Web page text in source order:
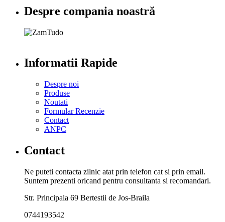
Despre compania noastră
Informatii Rapide
Despre noi
Produse
Noutati
Formular Recenzie
Contact
ANPC
Contact
Ne puteti contacta zilnic atat prin telefon cat si prin email.
Suntem prezenti oricand pentru consultanta si recomandari.
Str. Principala 69 Bertestii de Jos-Braila
0744193542